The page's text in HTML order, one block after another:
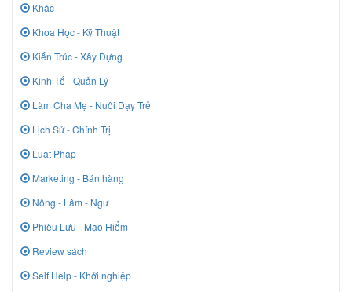
Khác
Khoa Học - Kỹ Thuật
Kiến Trúc - Xây Dựng
Kinh Tế - Quản Lý
Làm Cha Mẹ - Nuôi Dạy Trẻ
Lịch Sử - Chính Trị
Luật Pháp
Marketing - Bán hàng
Nông - Lâm - Ngư
Phiêu Lưu - Mạo Hiểm
Review sách
Self Help - Khởi nghiệp